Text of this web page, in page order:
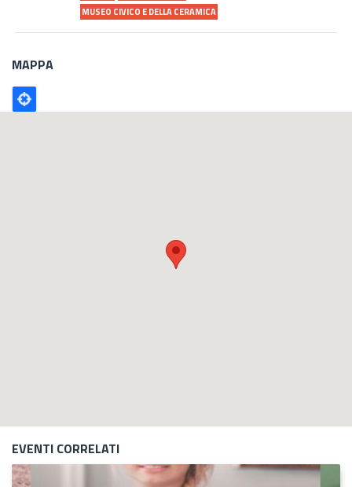
MUSEO CIVICO E DELLA CERAMICA
MAPPA
Poligono
GEO
EVENTI CORRELATI